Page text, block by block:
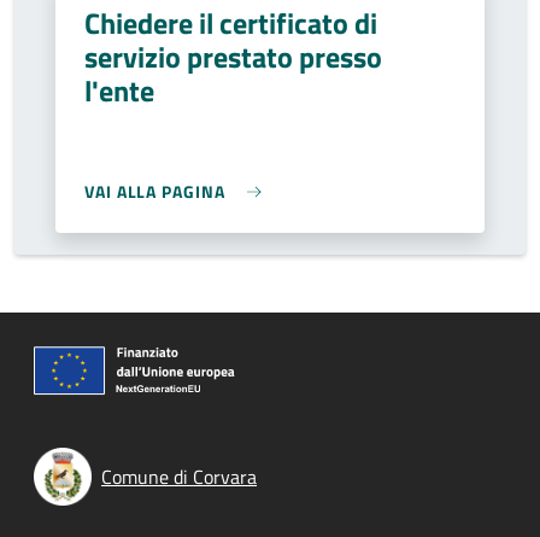
Chiedere il certificato di
servizio prestato presso
l'ente
VAI ALLA PAGINA
Comune di Corvara